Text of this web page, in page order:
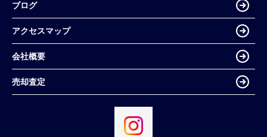
ブログ
アクセスマップ
会社概要
売却査定